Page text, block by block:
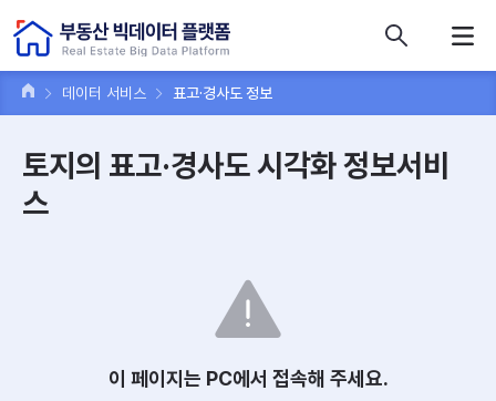
데이터 서비스 표고·경사도 정보
토지의 표고·경사도 시각화 정보서비
스
이 페이지는 PC에서 접속해 주세요.